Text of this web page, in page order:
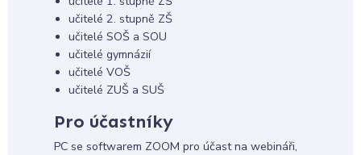
učitelé 2. stupně ZŠ
učitelé SOŠ a SOU
učitelé gymnázií
učitelé VOŠ
učitelé ZUŠ a SUŠ
Pro účastníky
PC se softwarem ZOOM pro účast na webináři,